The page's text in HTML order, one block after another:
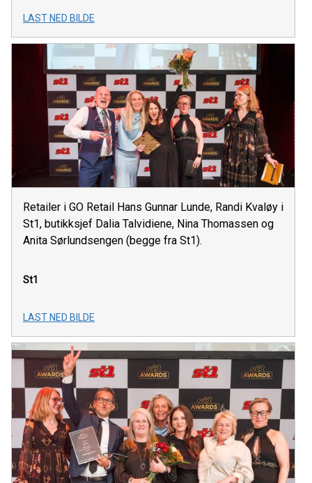
LAST NED BILDE
Retailer i GO Retail Hans Gunnar Lunde, Randi Kvaløy i
St1, butikksjef Dalia Talvidiene, Nina Thomassen og
Anita Sørlundsengen (begge fra St1).
St1
LAST NED BILDE